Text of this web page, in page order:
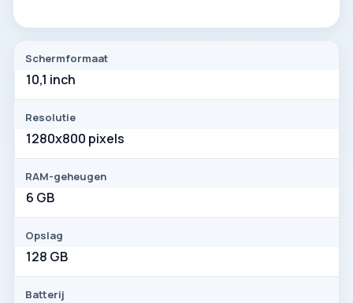
Schermformaat
10,1 inch
Resolutie
1280x800 pixels
RAM-geheugen
6 GB
Opslag
128 GB
Batterij